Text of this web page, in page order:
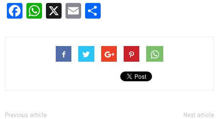
Facebook
WhatsApp
X Email
Previous article Next article